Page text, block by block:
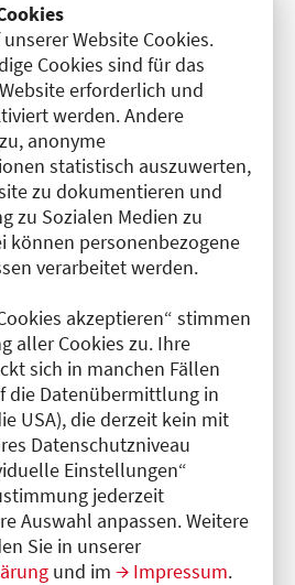
Website Cookies.
Cookies sind für das
erforderlich und
werden. Andere
anonyme
statistisch auszuwerten,
zu dokumentieren und
zu Sozialen Medien zu
können personenbezogene
verarbeitet werden.
akzeptieren“ stimmen
aller Cookies zu. Ihre
sich in manchen Fällen
die Datenübermittlung in
USA), die derzeit kein mit
Datenschutzniveau
Einstellungen“
jederzeit
Auswahl anpassen. Weitere
Sie in unserer
und im Impressum.
Berlin-Pankow
Niehues
Berlin-Pankow
GmbH